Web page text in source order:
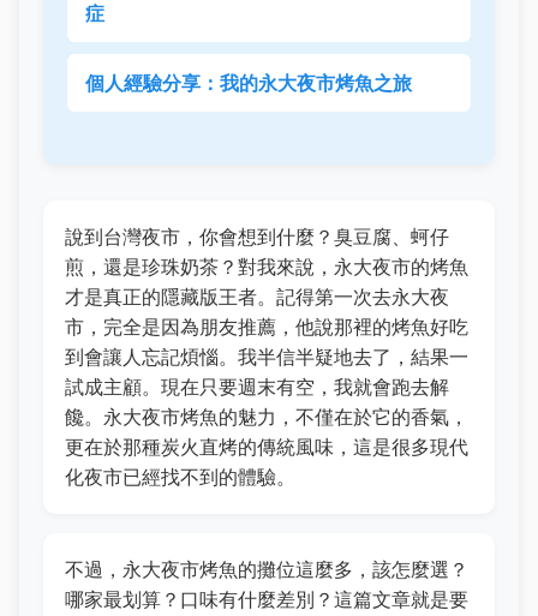
症
個人經驗分享：我的永大夜市烤魚之旅
說到台灣夜市，你會想到什麼？臭豆腐、蚵仔
煎，還是珍珠奶茶？對我來說，永大夜市的烤魚
才是真正的隱藏版王者。記得第一次去永大夜
市，完全是因為朋友推薦，他說那裡的烤魚好吃
到會讓人忘記煩惱。我半信半疑地去了，結果一
試成主顧。現在只要週末有空，我就會跑去解
饞。永大夜市烤魚的魅力，不僅在於它的香氣，
更在於那種炭火直烤的傳統風味，這是很多現代
化夜市已經找不到的體驗。
不過，永大夜市烤魚的攤位這麼多，該怎麼選？
哪家最划算？口味有什麼差別？這篇文章就是要